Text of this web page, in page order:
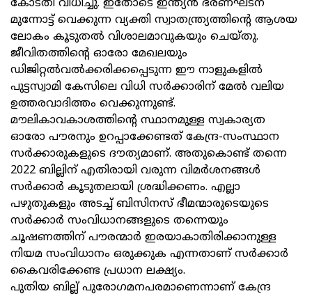
കോടതി വിധിച്ചു. ഇതോടെ ഇന്ത്യന്‍ ഭരണഘടന
മുന്നോട്ട് വെക്കുന്ന വ്യക്തി സ്വാതന്ത്ര്യത്തിന്റെ ആശയ
ലോകം കൂടുതല്‍ വിശാലമാവുകയും ചെയ്തു.
ജീവിതത്തിന്റെ ഓരോ മേഖലയും
ഡിജിറ്റല്‍വല്‍ക്കരിക്കപ്പെടുന്ന ഈ നാളുകളില്‍
പുട്ടസ്വാമി കേസിലെ വിധി സര്‍ക്കാരിന് മേല്‍ വലിയ
ഉത്തരവാദിത്തം വെക്കുന്നുണ്ട്.
മൗലികാവകാശത്തിന്റെ സ്ഥാനമുള്ള സ്വകാര്യത
ഓരോ പൗരനും ഉറപ്പാക്കേണ്ടത് കേന്ദ്ര-സംസ്ഥാന
സര്‍ക്കാരുകളുടെ ദൗത്യമാണ്. അതുകൊണ്ട് തന്നെ
2022 ബില്ലിന് എതിരായി വരുന്ന വിമര്‍ശനങ്ങള്‍
സര്‍ക്കാര്‍ കൂടുതലായി ശ്രദ്ധിക്കണം. എല്ലാ
പഴുതുകളും അടച്ച് ബിസിനസ് ഭീമന്മാരുടെയുടെ
സര്‍ക്കാര്‍ സംവിധാനങ്ങളുടെ തന്നെയും
ചൂഷണത്തിന് പൗരന്മാര്‍ ഇരയാകാതിരിക്കാനുള്ള
നിയമ സംവിധാനം ഒരുക്കുക എന്നതാണ് സര്‍ക്കാര്‍
കൈവരിക്കേണ്ട പ്രധാന ലക്ഷ്യം.
പുതിയ ബില്ല് പുരോഗമനപരമാണെന്നാണ് കേന്ദ്ര